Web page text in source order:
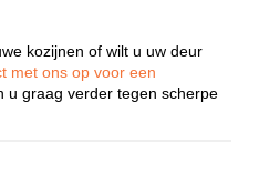
kozijnen of wilt u uw deur
met ons op voor een
u graag verder tegen scherpe